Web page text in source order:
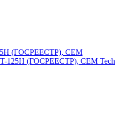
(ГОСРЕЕСТР), CEM
125H (ГОСРЕЕСТР), CEM Tech